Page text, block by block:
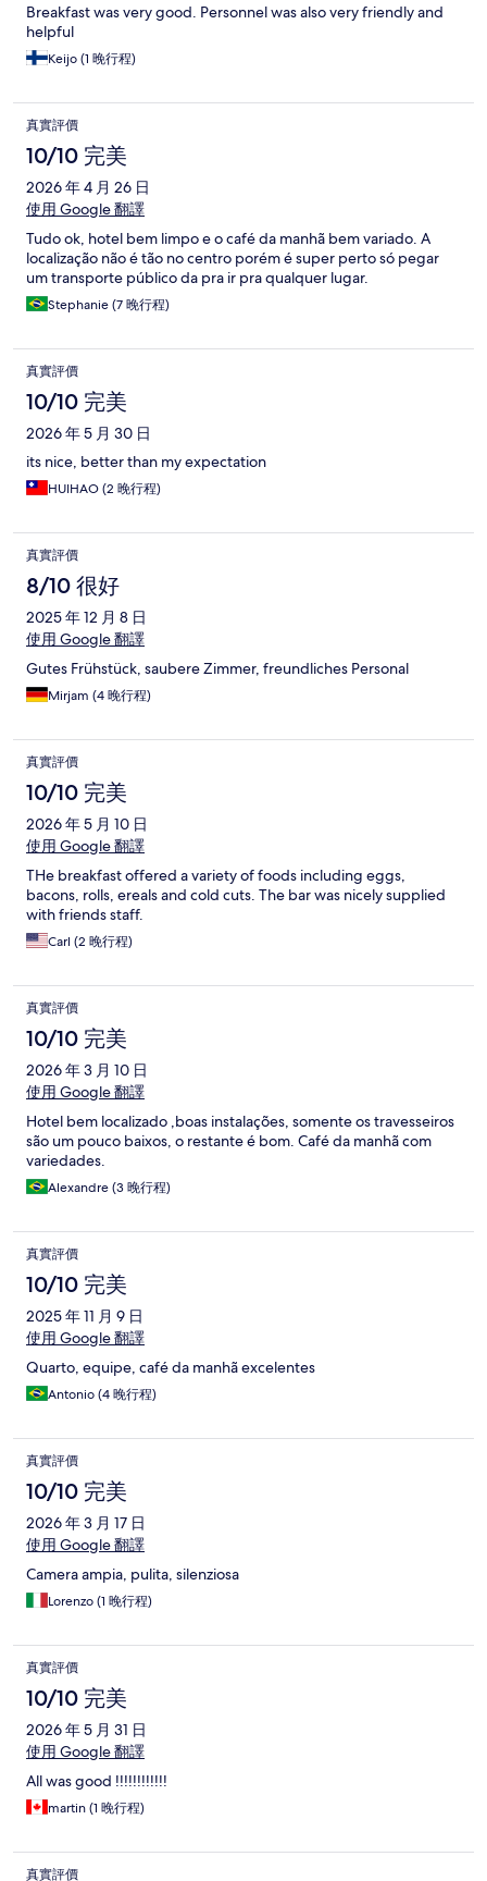
Breakfast was very good. Personnel was also very friendly and
helpful
Keijo (1 晚行程)
真實評價
10/10 完美
2026 年 4 月 26 日
使用 Google 翻譯
Tudo ok, hotel bem limpo e o café da manhã bem variado. A
localização não é tão no centro porém é super perto só pegar
um transporte público da pra ir pra qualquer lugar.
Stephanie (7 晚行程)
真實評價
10/10 完美
2026 年 5 月 30 日
its nice, better than my expectation
HUIHAO (2 晚行程)
真實評價
8/10 很好
2025 年 12 月 8 日
使用 Google 翻譯
Gutes Frühstück, saubere Zimmer, freundliches Personal
Mirjam (4 晚行程)
真實評價
10/10 完美
2026 年 5 月 10 日
使用 Google 翻譯
THe breakfast offered a variety of foods including eggs,
bacons, rolls, ereals and cold cuts. The bar was nicely supplied
with friends staff.
Carl (2 晚行程)
真實評價
10/10 完美
2026 年 3 月 10 日
使用 Google 翻譯
Hotel bem localizado ,boas instalações, somente os travesseiros
são um pouco baixos, o restante é bom. Café da manhã com
variedades.
Alexandre (3 晚行程)
真實評價
10/10 完美
2025 年 11 月 9 日
使用 Google 翻譯
Quarto, equipe, café da manhã excelentes
Antonio (4 晚行程)
真實評價
10/10 完美
2026 年 3 月 17 日
使用 Google 翻譯
Camera ampia, pulita, silenziosa
Lorenzo (1 晚行程)
真實評價
10/10 完美
2026 年 5 月 31 日
使用 Google 翻譯
All was good !!!!!!!!!!!!
martin (1 晚行程)
真實評價